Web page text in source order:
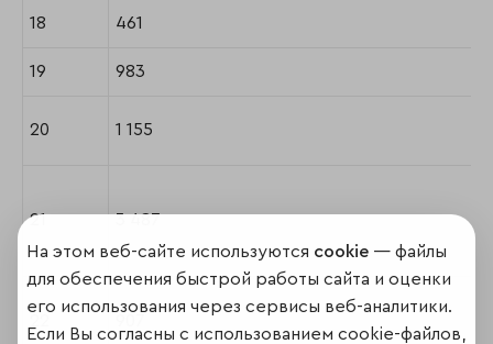
18 461
19 983
20 1 155
21 3 487
На этом веб-сайте используются cookie — файлы
для обеспечения быстрой работы сайта и оценки
его использования через сервисы веб-аналитики.
Если Вы согласны с использованием cookie-файлов,